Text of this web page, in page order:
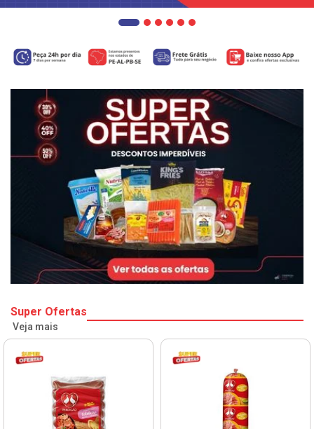
Super Ofertas
Veja mais